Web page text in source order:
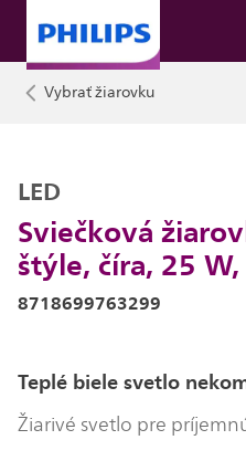
Vybrať žiarovku
Sviečková
štýle, číra, 25
LED
8718699763299
Teplé biele svetlo
Žiarivé svetlo pre